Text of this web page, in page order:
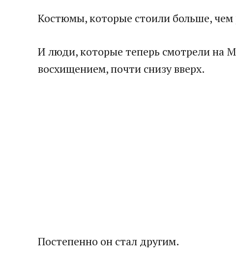
Костюмы, которые стоили больше,
И люди, которые теперь смотрели на
восхищением, почти снизу вверх.
Постепенно он стал другим.